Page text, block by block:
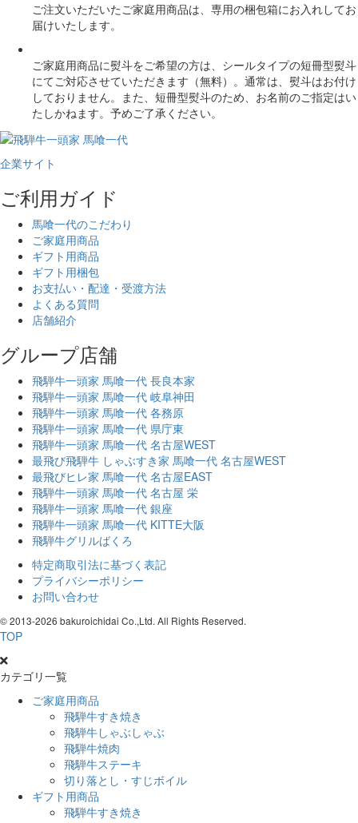
ご注文いただいたご家庭用商品は、専用の梱包箱にお入れしてお
届けいたします。
ご家庭用商品に熨斗をご希望の方は、シールタイプの短冊型熨斗
にてご対応させていただきます（無料）。通常は、熨斗はお付け
しておりません。また、短冊型熨斗のため、お名前のご指定はい
たしかねます。予めご了承ください。
企業サイト
ご利用ガイド
馬喰一代のこだわり
ご家庭用商品
ギフト用商品
ギフト用梱包
お支払い・配達・受渡方法
よくある質問
店舗紹介
グループ店舗
飛騨牛一頭家 馬喰一代 長良本家
飛騨牛一頭家 馬喰一代 岐阜神田
飛騨牛一頭家 馬喰一代 各務原
飛騨牛一頭家 馬喰一代 県庁東
飛騨牛一頭家 馬喰一代 名古屋WEST
最飛び飛騨牛 しゃぶすき家 馬喰一代 名古屋WEST
最飛びヒレ家 馬喰一代 名古屋EAST
飛騨牛一頭家 馬喰一代 名古屋 栄
飛騨牛一頭家 馬喰一代 銀座
飛騨牛一頭家 馬喰一代 KITTE大阪
飛騨牛グリルばくろ
特定商取引法に基づく表記
プライバシーポリシー
お問い合わせ
© 2013-2026 bakuroichidai Co.,Ltd. All Rights Reserved.
TOP
カテゴリ一覧
ご家庭用商品
飛騨牛すき焼き
飛騨牛しゃぶしゃぶ
飛騨牛焼肉
飛騨牛ステーキ
切り落とし・すじボイル
ギフト用商品
飛騨牛すき焼き